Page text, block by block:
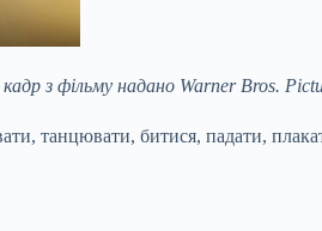
з фільму надано Warner Bros.
танцювати, битися, падати,